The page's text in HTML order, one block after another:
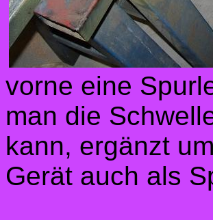
vorne eine
man die
kann, ergänzt
Gerät auch als